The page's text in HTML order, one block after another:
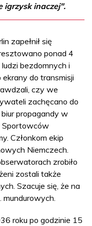
igrzysk inaczej".
zapełnił się
ponad 4
bezdomnych i
do transmisji
czy we
zachęcano do
propagandy w
Sportowców
Członkom ekip
Niemczech.
zrobiło
zostali także
Szacuje się, że na
roku po godzinie 15